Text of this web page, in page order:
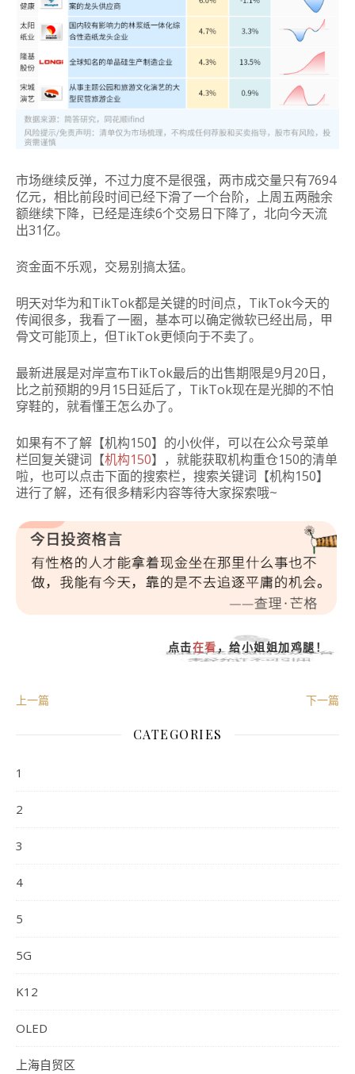
市场继续反弹，不过力度不是很强，两市成交量只有7694
亿元，相比前段时间已经下滑了一个台阶，上周五两融余
额继续下降，已经是连续6个交易日下降了，北向今天流
出31亿。
资金面不乐观，交易别搞太猛。
明天对华为和TikTok都是关键的时间点，TikTok今天的
传闻很多，我看了一圈，基本可以确定微软已经出局，甲
骨文可能顶上，但TikTok更倾向于不卖了。
最新进展是对岸宣布TikTok最后的出售期限是9月20日，
比之前预期的9月15日延后了， TikTok现在是光脚的不怕
穿鞋的，就看懂王怎么办了。
如果有不了解【机构150】的小伙伴，可以在公众号菜单
栏回复关键词【机构150】，就能获取机构重仓150的清单
啦，也可以点击下面的搜索栏，搜索关键词【机构150】
进行了解，还有很多精彩内容等待大家探索哦~
点击在看 ，给小姐姐加鸡腿！
上一篇 下一篇
CATEGORIES
1
2
3
4
5
5G
K12
OLED
上海自贸区